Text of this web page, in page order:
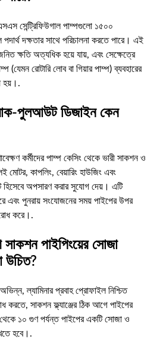
সেন্ট্রিফিউগাল পাম্পগুলো ১৫০০
দক্ষতার সাথে পরিচালনা করতে পারে। এই
ক্ষতি অত্যধিক হয়ে যায়, এবং সেক্ষেত্রে
(যেমন রোটারি লোব বা গিয়ার পাম্প) ব্যবহারের
হয়।.
পুলআউট ডিজাইন কেন
কর্মীদের পাম্প কেসিং থেকে ভারী সাকশন ও
মোটর, কাপলিং, বেয়ারিং হাউজিং এবং
অপসারণ করার সুযোগ দেয়। এটি
এবং পুনরায় সংযোজনের সময় পাইপের উপর
করে।.
পাইপিংয়ের সোজা
উচিত?
ল্যামিনার প্রবাহ প্রোফাইল নিশ্চিত
করতে, সাকশন ফ্ল্যাঞ্জের ঠিক আগে পাইপের
১০ গুণ পর্যন্ত পাইপের একটি সোজা ও
হবে।.